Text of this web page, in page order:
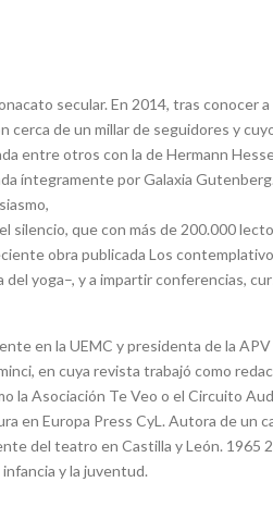
secular. En 2014, tras conocer a
cerca de un millar de seguidores y
entre otros con la de Hermann
íntegramente por Galaxia
silencio, que con más de 200.000
obra publicada Los
yoga–, y a impartir conferencias,
en la UEMC y presidenta de la
en cuya revista trabajó como
la Asociación Te Veo o el Circuito
en Europa Press CyL. Autora de un
del teatro en Castilla y León. 1965
y la juventud.